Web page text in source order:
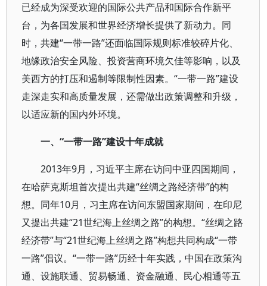
已经成为深受欢迎的国际公共产品和国际合作新平
台，为各国发展和世界经济增长提供了新动力。同
时，共建“一带一路”还面临国际规则标准较碎片化、
地缘政治安全风险、投资营商环境欠佳等影响，以及
美西方的打压和遏制等限制性因素。“一带一路”建设
走深走实和高质量发展，还需做出政策调整和升级，
以适应新的国内外环境。
一、“一带一路”建设十年成就
2013年9月，习近平主席在访问中亚四国期间，
在哈萨克斯坦首次提出共建“丝绸之路经济带”的构
想。同年10月，习主席在访问东盟国家期间，在印尼
又提出共建“21世纪海上丝绸之路”的构想。“丝绸之路
经济带”与“21世纪海上丝绸之路”构想共同构成“一带
一路”倡议。“一带一路”历经十年实践，中国在政策沟
通、设施联通、贸易畅通、资金融通、民心相通等五